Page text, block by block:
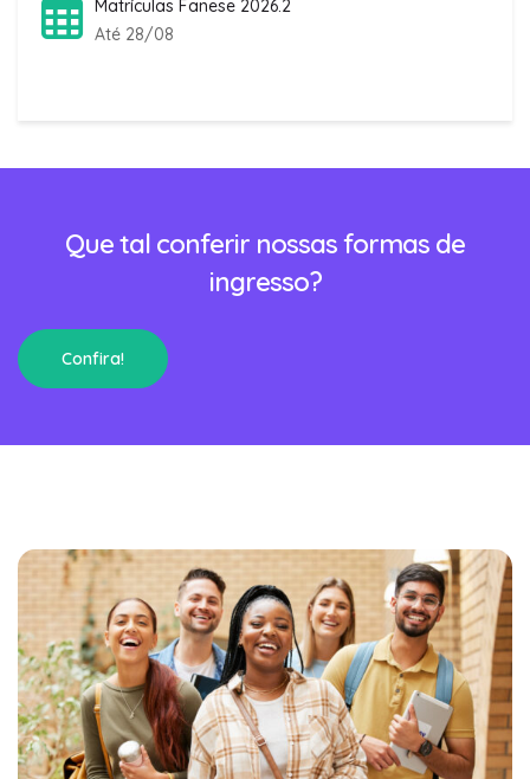
Matrículas Fanese 2026.2
Até 28/08
Que tal conferir nossas formas de
ingresso?
Confira!